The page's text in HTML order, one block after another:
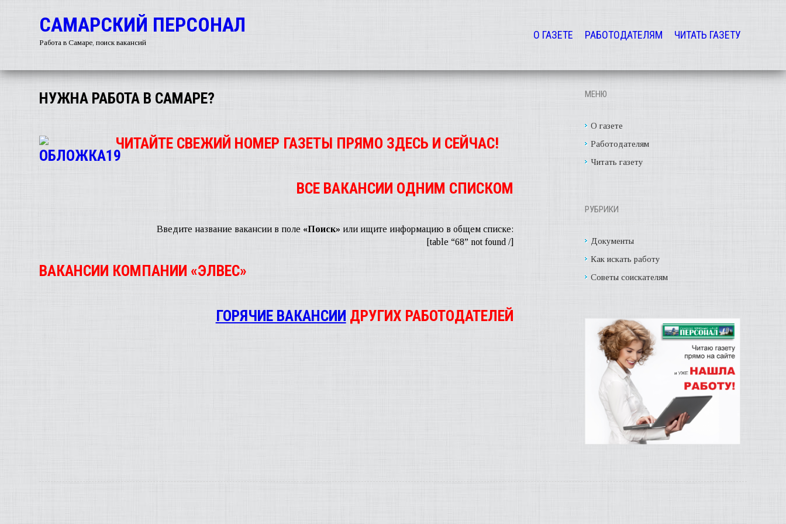
САМАРСКИЙ ПЕРСОНАЛ
Работа в Самаре, поиск вакансий
О ГАЗЕТЕ РАБОТОДАТЕЛЯМ ЧИТАТЬ ГАЗЕТУ
НУЖНА РАБОТА В САМАРЕ?
ЧИТАЙТЕ СВЕЖИЙ НОМЕР ГАЗЕТЫ ПРЯМО ЗДЕСЬ И СЕЙЧАС!
ВСЕ ВАКАНСИИ ОДНИМ СПИСКОМ
Введите название вакансии в поле «Поиск» или ищите информацию в общем списке:
[table “68” not found /]
ВАКАНСИИ КОМПАНИИ «ЭЛВЕС»
ГОРЯЧИЕ ВАКАНСИИ ДРУГИХ РАБОТОДАТЕЛЕЙ
МЕНЮ
О газете
Работодателям
Читать газету
РУБРИКИ
Документы
Как искать работу
Советы соискателям